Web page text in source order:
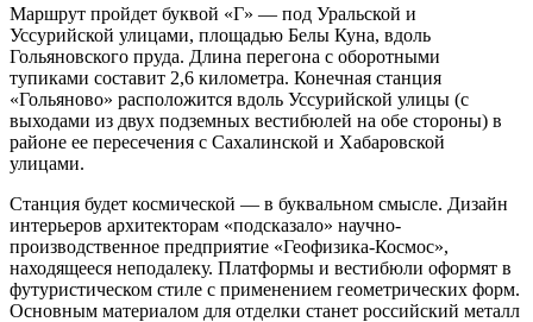
Маршрут пройдет буквой «Г» — под Уральской и
Уссурийской улицами, площадью Белы Куна, вдоль
Гольяновского пруда. Длина перегона с оборотными
тупиками составит 2,6 километра. Конечная станция
«Гольяново» расположится вдоль Уссурийской улицы (с
выходами из двух подземных вестибюлей на обе стороны) в
районе ее пересечения с Сахалинской и Хабаровской
улицами.
Станция будет космической — в буквальном смысле. Дизайн
интерьеров архитекторам «подсказало» научно-
производственное предприятие «Геофизика-Космос»,
находящееся неподалеку. Платформы и вестибюли оформят в
футуристическом стиле с применением геометрических форм.
Основным материалом для отделки станет российский металл